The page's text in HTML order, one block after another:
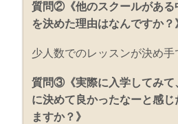
質問②《他のスクールがある
を決めた理由はなんですか？
少人数でのレッスンが決め手
質問③《実際に入学してみて
に決めて良かったなーと感じ
ますか？》